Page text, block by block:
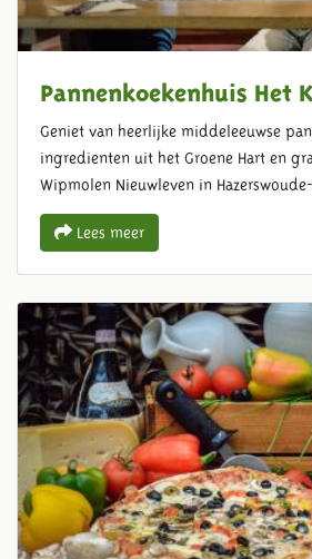
Pannenkoekenhuis Het
Geniet van heerlijke middeleeuwse
ingredienten uit het Groene Hart en
Wipmolen Nieuwleven in
Lees meer